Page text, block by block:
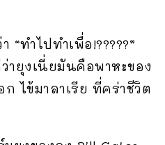
ทำไปทำเพื่อ!?????”
ายุงเนี่ยมันคือพาหะของ
ไข้มาลาเรีย ที่คร่าชีวิต